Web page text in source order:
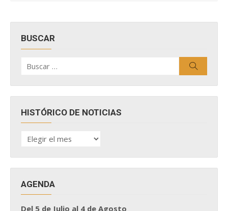
BUSCAR
por:
HISTÓRICO DE NOTICIAS
HISTÓRICO
DE
AGENDA
Del 5 de Julio al 4 de Agosto